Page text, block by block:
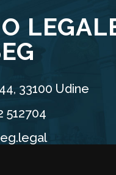
33100 Udine
512704